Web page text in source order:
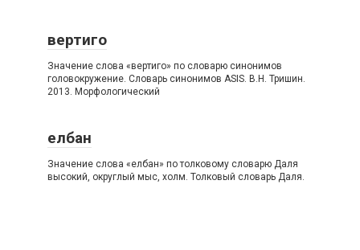
вертиго
Значение слова «вертиго» по словарю синонимов
головокружение. Словарь синонимов ASIS. В.Н. Тришин.
2013. Морфологический
елбан
Значение слова «елбан» по толковому словарю Даля
высокий, округлый мыс, холм. Толковый словарь Даля.